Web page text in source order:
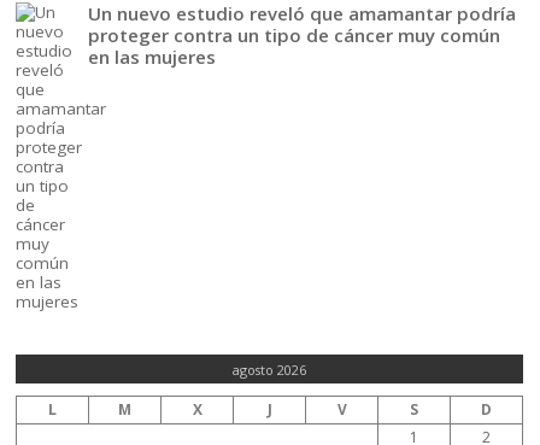
Un nuevo estudio reveló que amamantar podría
proteger contra un tipo de cáncer muy común
en las mujeres
agosto 2026
L M X J V S
D
1
2